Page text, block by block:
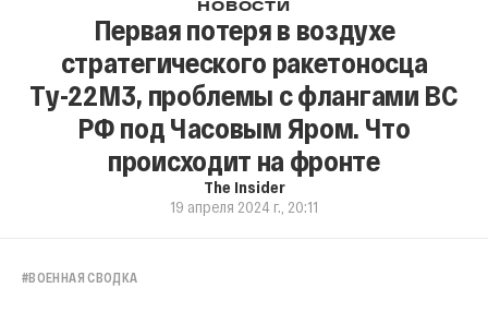
НОВОСТИ
Первая потеря в воздухе
стратегического ракетоносца
Ту-22М3, проблемы с флангами ВС
РФ под Часовым Яром. Что
происходит на фронте
The Insider
19 апреля 2024 г., 20:11
#ВОЕННАЯ СВОДКА